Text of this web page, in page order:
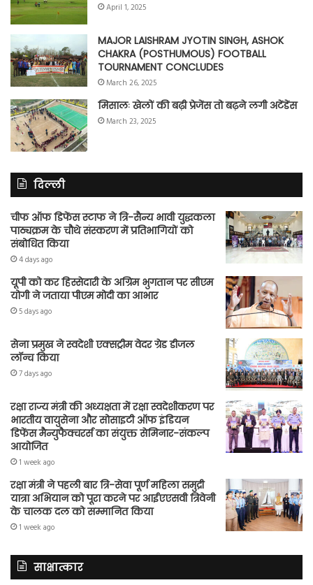
April 1, 2025
MAJOR LAISHRAM JYOTIN SINGH, ASHOK
CHAKRA (POSTHUMOUS) FOOTBALL
TOURNAMENT CONCLUDES
March 26, 2025
मिसालः खेलों की बढ़ी प्रेजेंस तो बढ़ने लगी अटेंडेंस
March 23, 2025
दिल्ली
चीफ ऑफ डिफेंस स्टाफ ने त्रि-सैन्य भावी युद्धकला
पाठ्यक्रम के चौथे संस्करण में प्रतिभागियों को
संबोधित किया
4 days ago
यूपी को कर हिस्सेदारी के अग्रिम भुगतान पर सीएम
योगी ने जताया पीएम मोदी का आभार
5 days ago
सेना प्रमुख ने स्वदेशी एक्सट्रीम वेदर ग्रेड डीजल
लॉन्च किया
7 days ago
रक्षा राज्य मंत्री की अध्यक्षता में रक्षा स्वदेशीकरण पर
भारतीय वायुसेना और सोसाइटी ऑफ इंडियन
डिफेंस मैन्युफैक्चरर्स का संयुक्त सेमिनार-संकल्प
आयोजित
1 week ago
रक्षा मंत्री ने पहली बार त्रि-सेवा पूर्ण महिला समुद्री
यात्रा अभियान को पूरा करने पर आईएएसवी त्रिवेनी
के चालक दल को सम्मानित किया
1 week ago
साक्षात्कार